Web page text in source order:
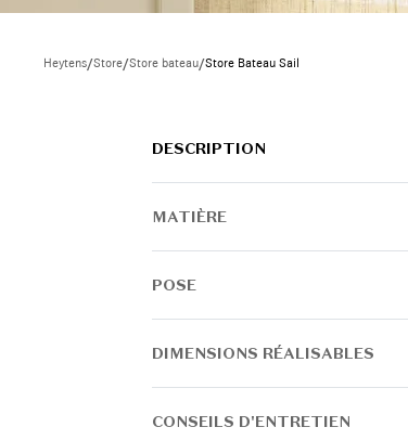
Heytens/Store/Store bateau/Store Bateau Sail
DESCRIPTION
MATIÈRE
POSE
DIMENSIONS RÉALISABLES
CONSEILS D'ENTRETIEN